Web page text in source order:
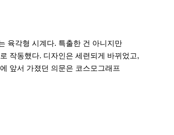
육각형 시계다. 특출한 건 아니지만
작동했다. 디자인은 세련되게 바뀌었고,
앞서 가졌던 의문은 코스모그래프